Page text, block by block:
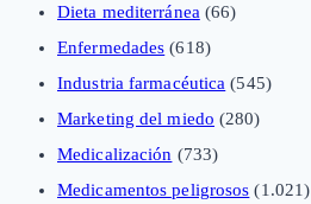
Dieta mediterránea (66)
Enfermedades (618)
Industria farmacéutica (545)
Marketing del miedo (280)
Medicalización (733)
Medicamentos peligrosos (1.021)